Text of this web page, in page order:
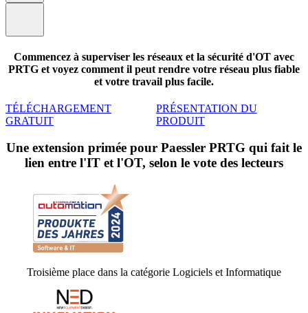
Commencez à superviser les réseaux et la sécurité d'OT avec
PRTG et voyez comment il peut rendre votre réseau plus fiable
et votre travail plus facile.
TÉLÉCHARGEMENT
GRATUIT
PRÉSENTATION DU
PRODUIT
Une extension primée pour Paessler PRTG qui fait le
lien entre l'IT et l'OT, selon le vote des lecteurs
Troisième place dans la catégorie Logiciels et Informatique